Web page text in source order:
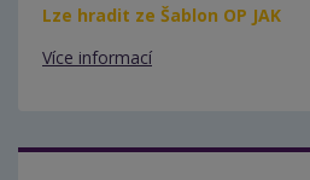
Lze hradit ze Šablon OP JAK
Více informací